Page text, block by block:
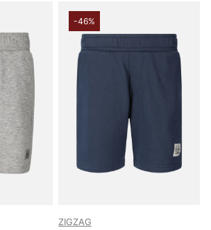
-46%
ZIGZAG